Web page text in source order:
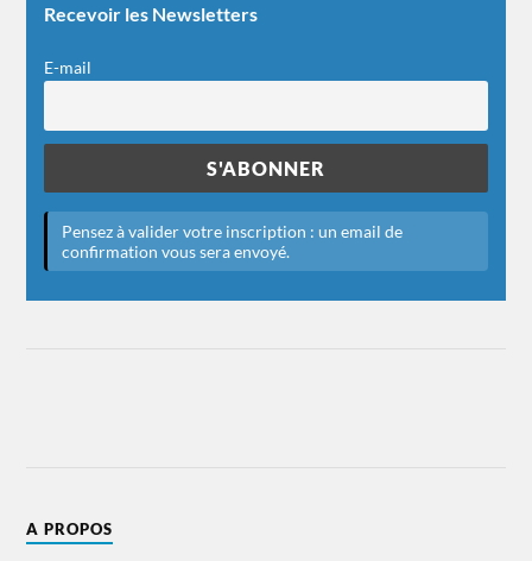
Recevoir les Newsletters
E-mail
A PROPOS